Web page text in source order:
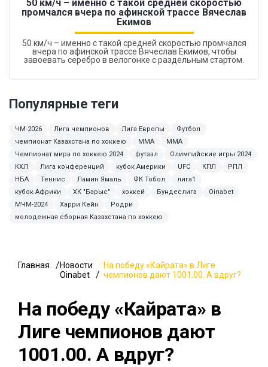
50 км/ч – именно с такой средней скоростью
промчался вчера по афинской трассе Вячеслав
Екимов
50 км/ч – именно с такой средней скоростью промчался
вчера по афинской трассе Вячеслав Екимов, чтобы
завоевать серебро в велогонке с раздельным стартом.
Популярные теги
ЧМ-2026 Лига чемпионов Лига Европы
Футбол
чемпионат Казахстана по хоккею
MMA
ММА
Чемпионат мира по хоккею 2024
футзал
Олимпийские игры 2024
КХЛ
Лига конференций кубок Америки UFC КПЛ
РПЛ
НБА
Теннис Ламин Ямаль ФК Тобол
лига1
кубок Африки
ХК "Барыс" хоккей Бундеслига
Oinabet
МЧМ-2024
Харри Кейн
Родри
молодежная сборная Казахстана по хоккею
Главная
Новости
Oinabet
На победу «Кайрата» в Лиге
чемпионов дают 1001.00. А вдруг?
На победу «Кайрата» в
Лиге чемпионов дают
1001.00. А вдруг?